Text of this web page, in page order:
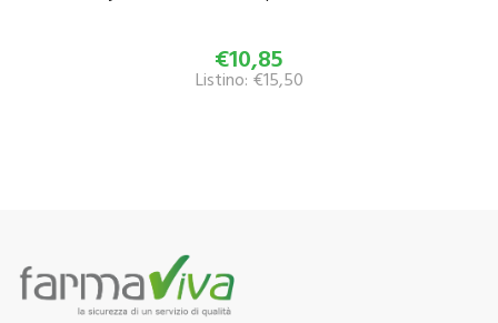
€10,85
Listino: €15,50